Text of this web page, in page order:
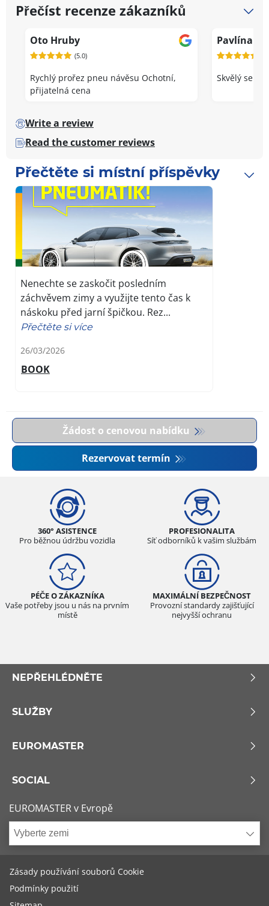
Přečíst recenze zákazníků
Oto Hruby
(5.0)
Rychlý prořez pneu návěsu Ochotní,
přijatelná cena
Pavlína
Skvělý servis.
Write a review
Read the customer reviews
Přečtěte si místní příspěvky
Nenechte se zaskočit posledním
záchvěvem zimy a využijte tento čas k
náskoku před jarní špičkou. Rez...
Přečtěte si více
26/03/2026
BOOK
Žádost o cenovou nabídku
Rezervovat termín
360° ASISTENCE
Pro běžnou údržbu vozidla
PROFESIONALITA
Síť odborníků k vašim službám
PÉČE O ZÁKAZNÍKA
Vaše potřeby jsou u nás na prvním
místě
MAXIMÁLNÍ BEZPEČNOST
Provozní standardy zajišťující
nejvyšší ochranu
NEPŘEHLÉDNĚTE
SLUŽBY
EUROMASTER
SOCIAL
EUROMASTER v Evropě
Vyberte zemi
Zásady používání souborů Cookie
Podmínky použití